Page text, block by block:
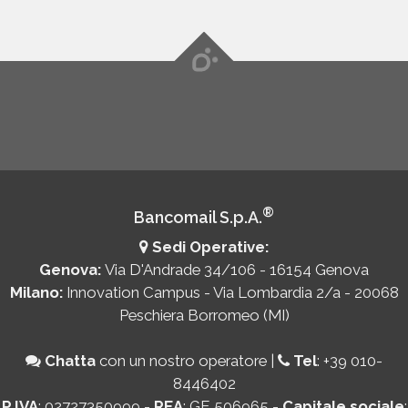
Bancomail S.p.A.®
Sedi Operative:
Genova: Via D'Andrade 34/106 - 16154 Genova
Milano: Innovation Campus - Via Lombardia 2/a - 20068
Peschiera Borromeo (MI)
Chatta con un nostro operatore | Tel: +39 010-
8446402